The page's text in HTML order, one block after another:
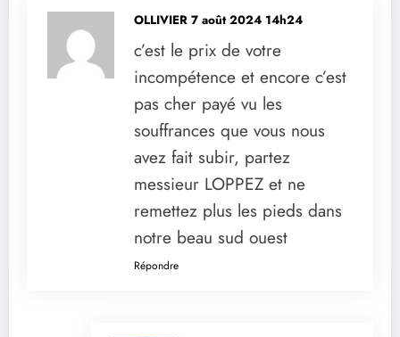
OLLIVIER 7 août 2024 14h24
c’est le prix de votre
incompétence et encore c’est
pas cher payé vu les
souffrances que vous nous
avez fait subir, partez
messieur LOPPEZ et ne
remettez plus les pieds dans
notre beau sud ouest
Répondre